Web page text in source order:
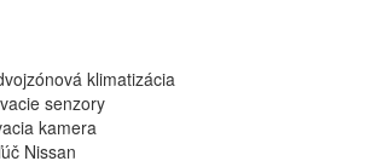
klimatizácia
senzory
kamera
Nissan